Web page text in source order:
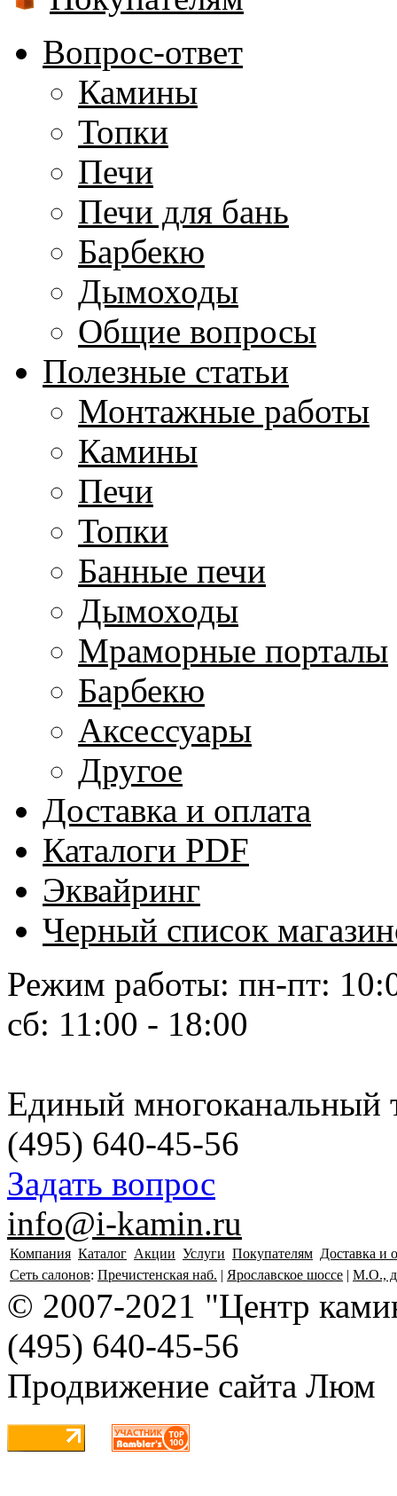
Вопрос-ответ
Камины
Топки
Печи
Печи для бань
Барбекю
Дымоходы
Общие вопросы
Полезные статьи
Монтажные работы
Камины
Печи
Топки
Банные печи
Дымоходы
Мраморные порталы
Барбекю
Аксессуары
Другое
Доставка и оплата
Каталоги PDF
Эквайринг
Черный список
Режим работы: пн-пт:
сб: 11:00 - 18:00
Единый многоканальный
(495) 640-45-56
Задать вопрос
info@i-kamin.ru
Компания Каталог Акции Услуги Покупателям Доставка и
Сеть салонов: Пречистенская наб. | Ярославское шоссе | М.О.,
© 2007-2021 "Центр
(495) 640-45-56
Продвижение сайта Люм